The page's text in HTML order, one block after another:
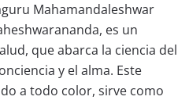
Mahamandaleshwar
es un
que abarca la ciencia del
y el alma. Este
a todo color, sirve como